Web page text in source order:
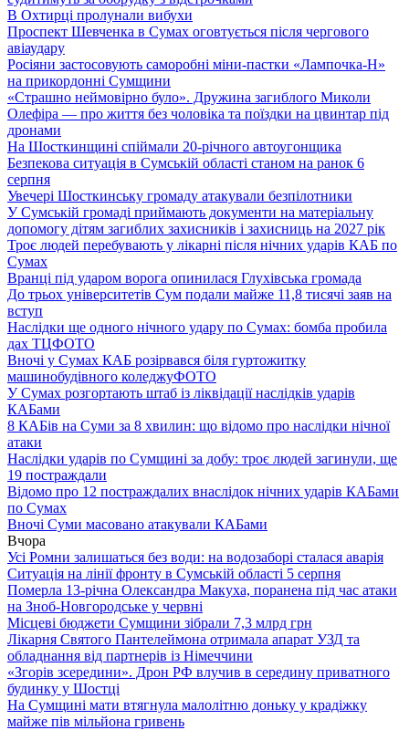
В Охтирці пролунали вибухи
Проспект Шевченка в Сумах оговтується після чергового
авіаудару
Росіяни застосовують саморобні міни-пастки «Лампочка-Н»
на прикордонні Сумщини
«Страшно неймовірно було». Дружина загиблого Миколи
Олефіра — про життя без чоловіка та поїздки на цвинтар під
дронами
На Шосткинщині спіймали 20-річного автоугонщика
Безпекова ситуація в Сумській області станом на ранок 6
серпня
Увечері Шосткинську громаду атакували безпілотники
У Сумській громаді приймають документи на матеріальну
допомогу дітям загиблих захисників і захисниць на 2027 рік
Троє людей перебувають у лікарні після нічних ударів КАБ по
Сумах
Вранці під ударом ворога опинилася Глухівська громада
До трьох університетів Сум подали майже 11,8 тисячі заяв на
вступ
Наслідки ще одного нічного удару по Сумах: бомба пробила
дах ТЦФОТО
Вночі у Сумах КАБ розірвався біля гуртожитку
машинобудівного коледжуФОТО
У Сумах розгортають штаб із ліквідації наслідків ударів
КАБами
8 КАБів на Суми за 8 хвилин: що відомо про наслідки нічної
атаки
Наслідки ударів по Сумщині за добу: троє людей загинули, ще
19 постраждали
Відомо про 12 постраждалих внаслідок нічних ударів КАБами
по Сумах
Вночі Суми масовано атакували КАБами
Вчора
Усі Ромни залишаться без води: на водозаборі сталася аварія
Ситуація на лінії фронту в Сумській області 5 серпня
Померла 13-річна Олександра Макуха, поранена під час атаки
на Зноб-Новгородське у червні
Місцеві бюджети Сумщини зібрали 7,3 млрд грн
Лікарня Святого Пантелеймона отримала апарат УЗД та
обладнання від партнерів із Німеччини
«Згорів зсередини». Дрон РФ влучив в середину приватного
будинку у Шостці
На Сумщині мати втягнула малолітню доньку у крадіжку
майже пів мільйона гривень